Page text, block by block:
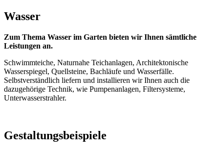
Wasser
Zum Thema Wasser im Garten bieten wir Ihnen sämtliche
Leistungen an.
Schwimmteiche, Naturnahe Teichanlagen, Architektonische
Wasserspiegel, Quellsteine, Bachläufe und Wasserfälle.
Selbstverständlich liefern und installieren wir Ihnen auch die
dazugehörige Technik, wie Pumpenanlagen, Filtersysteme,
Unterwasserstrahler.
Gestaltungsbeispiele